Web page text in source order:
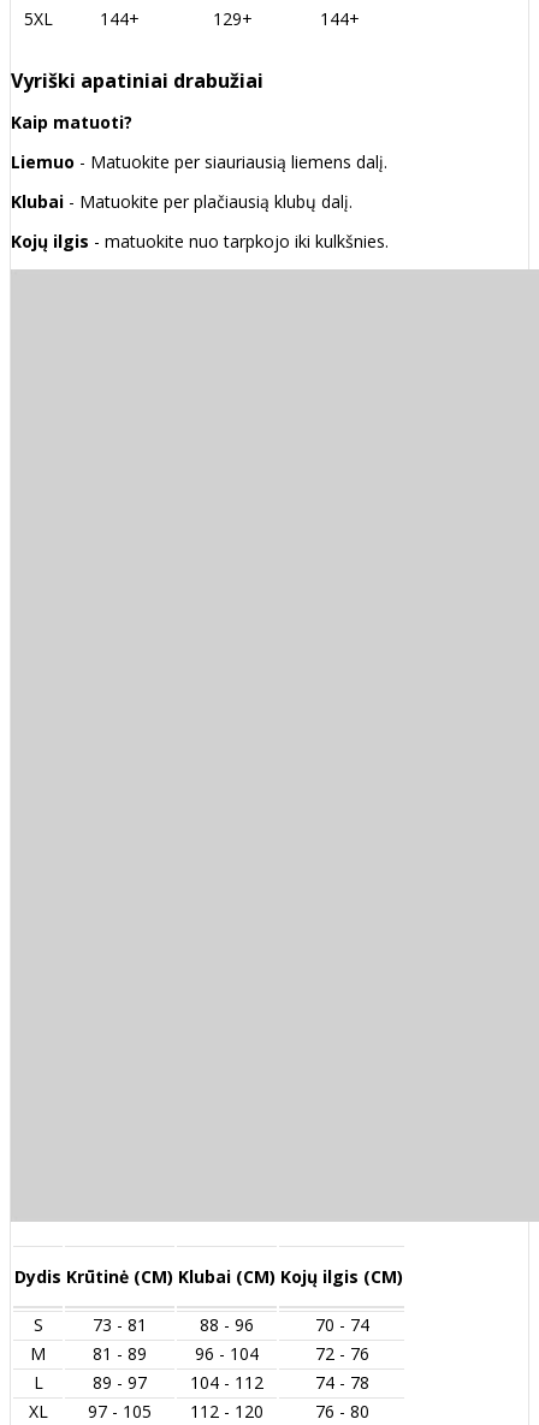
5XL 144+ 129+ 144+
Vyriški apatiniai drabužiai
Kaip matuoti?
Liemuo - Matuokite per siauriausią liemens dalį.
Klubai - Matuokite per plačiausią klubų dalį.
Kojų ilgis - matuokite nuo tarpkojo iki kulkšnies.
Dydis Krūtinė (CM) Klubai (CM) Kojų ilgis (CM)
S 73 - 81 88 - 96
70 - 74
M
81 - 89 96 - 104
72 - 76
L
89 - 97 104 - 112
74 - 78
XL
97 - 105 112 - 120
76 - 80